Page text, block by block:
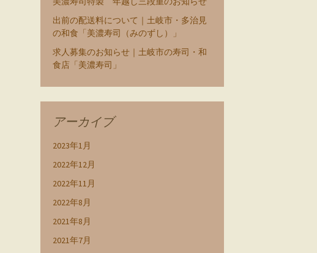
出前の配送料について｜土岐市・多治見
の和食「美濃寿司（みのずし）」
求人募集のお知らせ｜土岐市の寿司・和
食店「美濃寿司」
アーカイブ
2023年1月
2022年12月
2022年11月
2022年8月
2021年8月
2021年7月